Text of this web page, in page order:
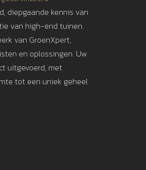
diepgaande kennis van
van high-end tuinen.
van GroenXpert,
en oplossingen. Uw
uitgevoerd, met
tot een uniek geheel